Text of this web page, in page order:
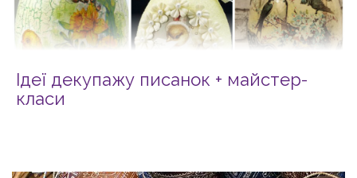
Ідеї декупажу писанок + майстер-
класи